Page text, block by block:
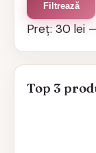
minim
maxim
Filtrează
Preț:30 lei
Top 3